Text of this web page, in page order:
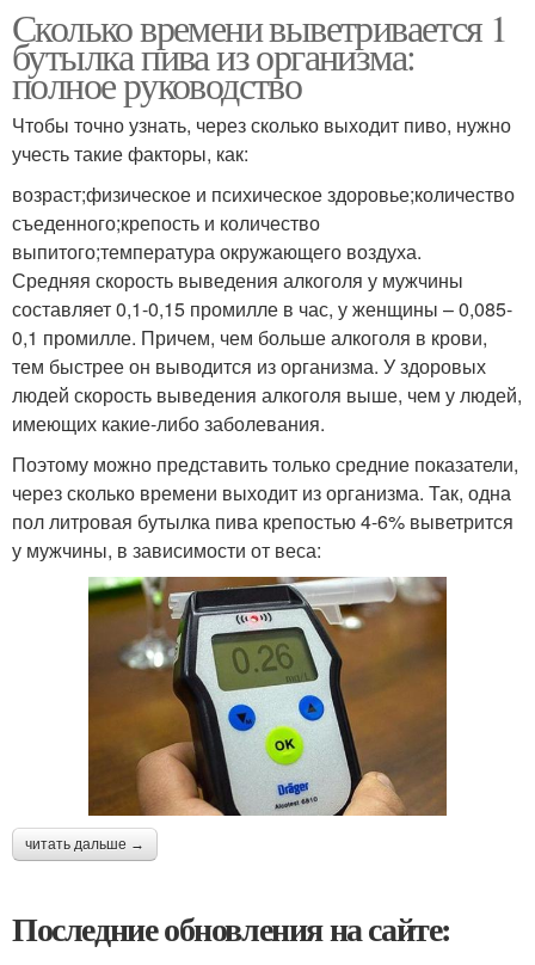
Сколько времени выветривается 1
бутылка пива из организма:
полное руководство
Чтобы точно узнать, через сколько выходит пиво, нужно
учесть такие факторы, как:
возраст;физическое и психическое здоровье;количество
съеденного;крепость и количество
выпитого;температура окружающего воздуха.
Средняя скорость выведения алкоголя у мужчины
составляет 0,1-0,15 промилле в час, у женщины – 0,085-
0,1 промилле. Причем, чем больше алкоголя в крови,
тем быстрее он выводится из организма. У здоровых
людей скорость выведения алкоголя выше, чем у людей,
имеющих какие-либо заболевания.
Поэтому можно представить только средние показатели,
через сколько времени выходит из организма. Так, одна
пол литровая бутылка пива крепостью 4-6% выветрится
у мужчины, в зависимости от веса:
читать дальше →
Последние обновления на сайте: